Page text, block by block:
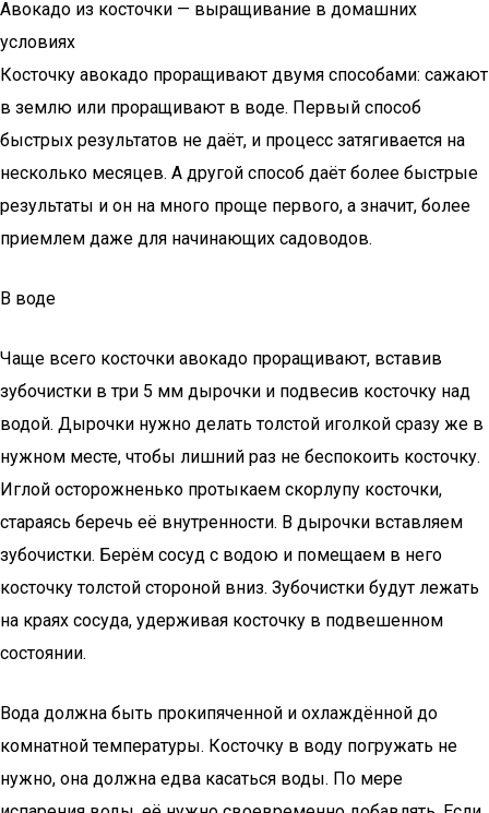
Авокадо из косточки — выращивание в домашних
условиях
Косточку авокадо проращивают двумя способами: сажают
в землю или проращивают в воде. Первый способ
быстрых результатов не даёт, и процесс затягивается на
несколько месяцев. А другой способ даёт более быстрые
результаты и он на много проще первого, а значит, более
приемлем даже для начинающих садоводов.
В воде
Чаще всего косточки авокадо проращивают, вставив
зубочистки в три 5 мм дырочки и подвесив косточку над
водой. Дырочки нужно делать толстой иголкой сразу же в
нужном месте, чтобы лишний раз не беспокоить косточку.
Иглой осторожненько протыкаем скорлупу косточки,
стараясь беречь её внутренности. В дырочки вставляем
зубочистки. Берём сосуд с водою и помещаем в него
косточку толстой стороной вниз. Зубочистки будут лежать
на краях сосуда, удерживая косточку в подвешенном
состоянии.
Вода должна быть прокипяченной и охлаждённой до
комнатной температуры. Косточку в воду погружать не
нужно, она должна едва касаться воды. По мере